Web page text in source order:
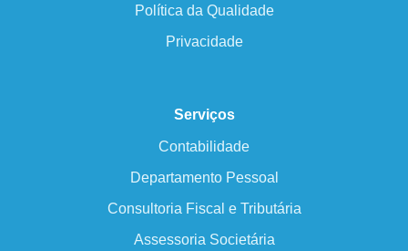
Política da Qualidade
Privacidade
Serviços
Contabilidade
Departamento Pessoal
Consultoria Fiscal e Tributária
Assessoria Societária